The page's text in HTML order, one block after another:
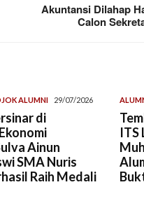
Akuntansi Dilahap
Calon
ALUMNI 29/07/2026
di
Ainun
SMA Nuris
Raih Medali
ITS